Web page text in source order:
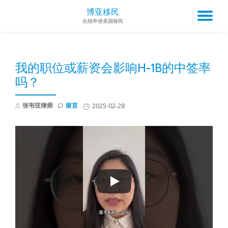
博亚移民
在线申请美国移民
我的职位或薪资会影响H-1B的中签率
吗？
张韦弦律师 2025-02-28
留言